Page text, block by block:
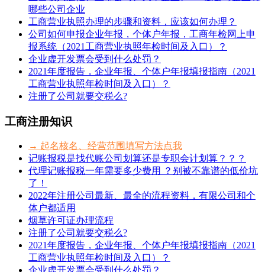
哪些公司企业
工商营业执照办理的步骤和资料，应该如何办理？
公司如何申报企业年报，个体户年报，工商年检网上申
报系统（2021工商营业执照年检时间及入口）？
企业虚开发票会受到什么处罚？
2021年度报告，企业年报、个体户年报填报指南（2021
工商营业执照年检时间及入口）？
注册了公司就要交税么?
工商注册知识
→ 起名核名、经营范围填写方法点我
记账报税是找代账公司划算还是专职会计划算？？？
代理记账报税一年需要多少费用 ？别被不靠谱的低价坑
了！
2022年注册公司最新、最全的流程资料，有限公司和个
体户都适用
烟草许可证办理流程
注册了公司就要交税么?
2021年度报告，企业年报、个体户年报填报指南（2021
工商营业执照年检时间及入口）？